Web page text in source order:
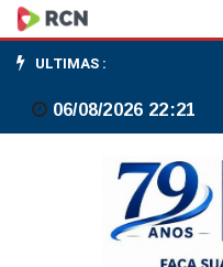
Atividade
econômica
brasileira
ULTIMAS :
06/08/2026 22:21